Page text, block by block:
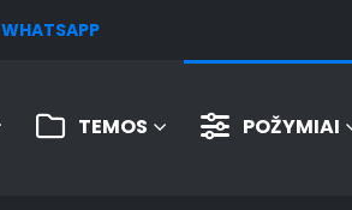
WHATSAPP
TEMOS POŽYMIAI